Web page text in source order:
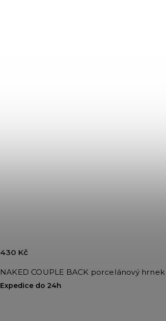
NAKED COUPLE BACK porcelánový hrnek
Expedice do 24h
430 Kč